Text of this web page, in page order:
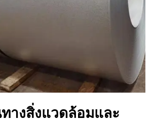
างสิ่งแวดล้อมและ